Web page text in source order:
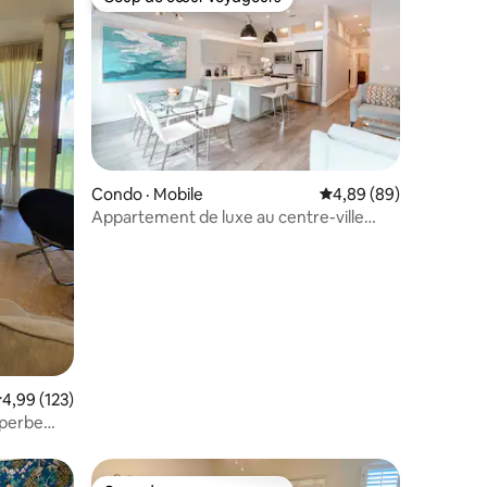
plus aimés
moyenne de 4,99 sur 5, 123 commentaires
4,99 (123)
Coup de cœur voyageurs
Condo · Mobile Note moyenne de
4,89 (89)
Appartement de luxe au centre-ville